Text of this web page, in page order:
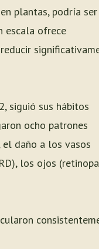
plantas, podría ser
escala ofrece
siguió sus hábitos
ocho patrones
daño a los vasos
los ojos